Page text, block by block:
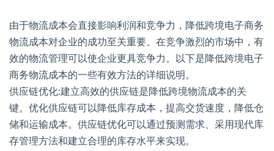
由于物流成本会直接影响利润和竞争力，降低跨境电子商务
物流成本对企业的成功至关重要。在竞争激烈的市场中，有
效的物流管理可以使企业更具竞争力。以下是降低跨境电子
商务物流成本的一些有效方法的详细说明。
供应链优化:建立高效的供应链是降低跨境物流成本的关
键。优化供应链可以降低库存成本，提高交货速度，降低仓
储和运输成本。供应链优化可以通过预测需求、采用现代库
存管理方法和建立合理的库存水平来实现。